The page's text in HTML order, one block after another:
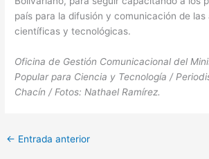
país para la difusión y comunicación de
científicas y tecnológicas.
Oficina de Gestión Comunicacional del
Popular para Ciencia y Tecnología /
Chacín / Fotos: Nathael Ramírez.
← Entrada anterior